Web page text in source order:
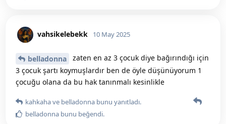
vahsikelebekk 10 May 2025
belladonna
zaten en az 3 çocuk diye bağırındığı için
3 çocuk şartı koymuşlardır ben de öyle düşünüyorum 1
çocuğu olana da bu hak tanınmalı kesinlikle
kahkahave belladonna bunu yanıtladı.
belladonna bunu beğendi.